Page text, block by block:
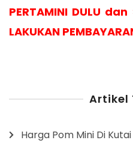
PERTAMINI DULU dan
LAKUKAN
Artikel
Harga Pom Mini Di